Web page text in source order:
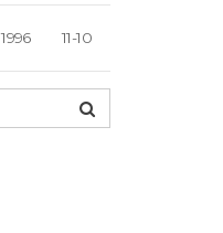
1996 11-10